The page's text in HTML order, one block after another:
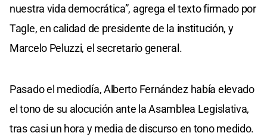
nuestra vida democrática”, agrega el texto firmado por
Tagle, en calidad de presidente de la institución, y
Marcelo Peluzzi, el secretario general.
Pasado el mediodía, Alberto Fernández había elevado
el tono de su alocución ante la Asamblea Legislativa,
tras casi un hora y media de discurso en tono medido.